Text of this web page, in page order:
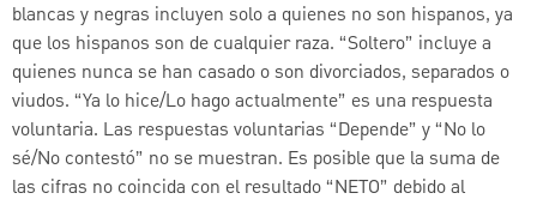
blancas y negras incluyen solo a quienes no son hispanos, ya
que los hispanos son de cualquier raza. “Soltero” incluye a
quienes nunca se han casado o son divorciados, separados o
viudos. “Ya lo hice/Lo hago actualmente” es una respuesta
voluntaria. Las respuestas voluntarias “Depende” y“No lo
sé/No contestó” no se muestran. Es posible que la suma de
las cifras no coincida con el resultado“NETO” debido al